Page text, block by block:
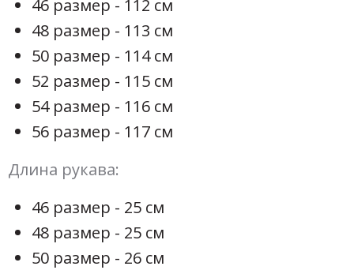
46 размер - 112 см
48 размер - 113 см
50 размер - 114 см
52 размер - 115 см
54 размер - 116 см
56 размер - 117 см
Длина рукава:
46 размер - 25 см
48 размер - 25 см
50 размер - 26 см